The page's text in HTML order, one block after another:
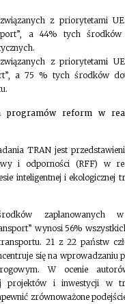
z priorytetami
a 44% tych środków
z priorytetami
a 75 % tych środków
programów reform w
TRAN jest
i odporności (RFF) w
inteligentnej i ekologicznej
zaplanowanych
wynosi 56%
21 z 22 państw
się na wprowadzaniu
W ocenie
projektów i inwestycji w
zrównoważone